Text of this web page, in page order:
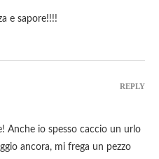
e sapore!!!!
Anche io spesso caccio un urlo
ancora, mi frega un pezzo
REPLY